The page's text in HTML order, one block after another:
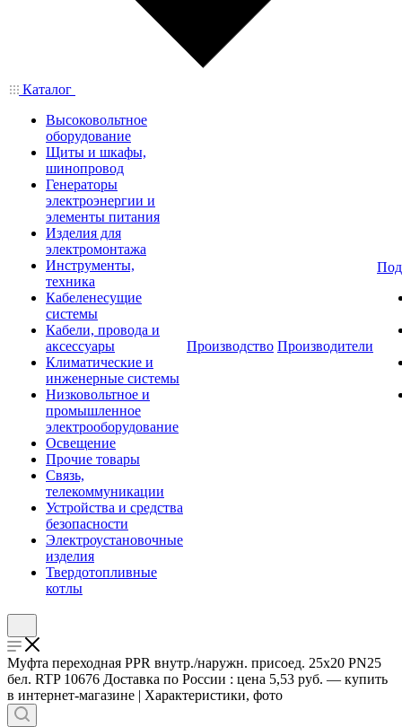
Каталог
Высоковольтное
оборудование
Щиты и шкафы,
шинопровод
Генераторы
электроэнергии и
элементы питания
Изделия для
электромонтажа
Инструменты,
техника
Кабеленесущие
системы
Кабели, провода и
аксессуары
Климатические и
инженерные системы
Низковольтное и
промышленное
электрооборудование
Освещение
Прочие товары
Связь,
телекоммуникации
Устройства и средства
безопасности
Электроустановочные
изделия
Твердотопливные
котлы
Производство Производители
Муфта переходная PPR внутр./наружн. присоед. 25х20 PN25
бел. RTP 10676 Доставка по России : цена 5,53 руб. — купить
в интернет-магазине | Характеристики, фото